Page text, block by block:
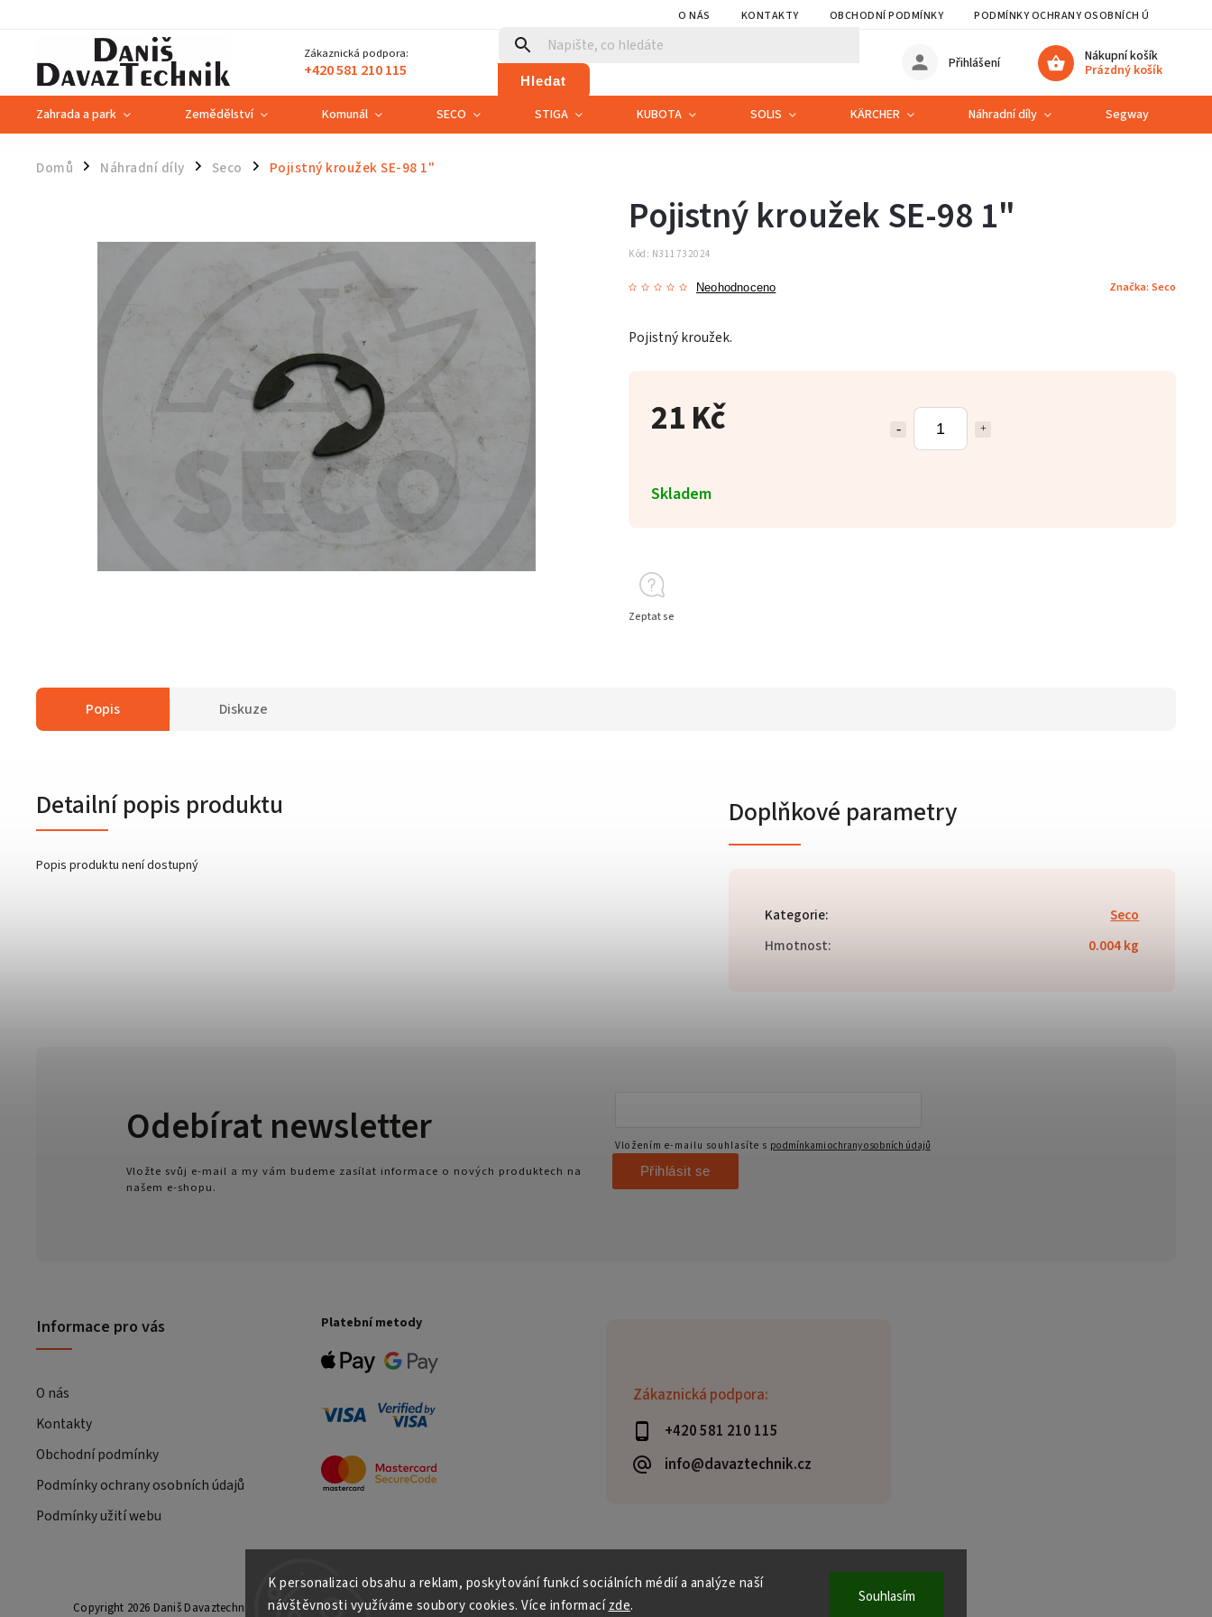
K personalizaci obsahu a reklam, poskytování funkcí sociálních médií a analýze naší
návštěvnosti využíváme soubory cookies. Více informacízde. Souhlasím
O NÁS KONTAKTY OBCHODNÍ PODMÍNKY PODMÍNKY OCHRANY OSOBNÍCH ÚDAJŮ
Zákaznická podpora:
+420 581 210 115 Hledat
Nákupní košík
Prázdný košík
Přihlášení
Zahrada a park Zemědělství Komunál SECO STIGA KUBOTA SOLIS KÄRCHER Náhradní díly Segway
Domů / Náhradní díly / Seco / Pojistný kroužek SE-98 1"
21 Kč
Skladem
Pojistný kroužek SE-98 1"
Kód: N311732024
Neohodnoceno Značka: Seco
Pojistný kroužek.
Zeptat se
Popis Diskuze
Detailní popis produktu
Popis produktu není dostupný
Doplňkové parametry
Kategorie:
Seco
Hmotnost: 0.004 kg
Zákaznická podpora:
+420 581 210 115
info@davaztechnik.cz
Odebírat newsletter
Vložte svůj e-mail a my vám budeme zasílat informace o nových produktech na
našem e-shopu.
Vložením e-mailu souhlasíte s podmínkami ochrany osobních údajů
Přihlásit se
Informace pro vás
O nás
Kontakty
Obchodní podmínky
Podmínky ochrany osobních údajů
Podmínky užití webu
Platební metody
Copyright 2026 Daniš Davaztechnik . Všechna práva vyhrazena.